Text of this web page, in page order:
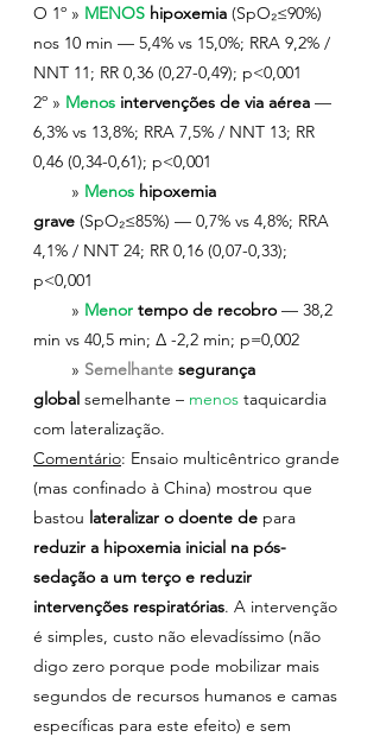
O 1º » MENOS hipoxemia (SpO₂≤90%)
nos 10 min — 5,4% vs 15,0%; RRA 9,2% /
NNT 11; RR 0,36 (0,27-0,49); p<0,001
2º » Menos intervenções de via aérea —
6,3% vs 13,8%; RRA 7,5% / NNT 13; RR
0,46 (0,34-0,61); p<0,001
        »
Menos hipoxemia
grave (SpO₂≤85%) — 0,7% vs 4,8%; RRA
4,1% / NNT 24; RR 0,16 (0,07-0,33);
p<0,001
        »
Menor tempo de recobro — 38,2
min vs 40,5 min; Δ -2,2 min; p=0,002
» Semelhante segurança
global semelhante – menos taquicardia
com lateralização.
Comentário: Ensaio multicêntrico grande
(mas confinado à China) mostrou que
bastou lateralizar o doente de para
reduzir a hipoxemia inicial na pós-
sedação a um terço e reduzir
intervenções respiratórias. A intervenção
é simples, custo não elevadíssimo (não
digo zero porque pode mobilizar mais
segundos de recursos humanos e camas
específicas para este efeito) e sem